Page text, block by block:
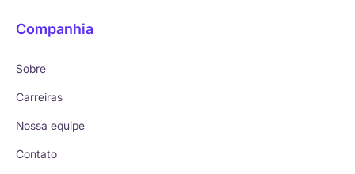
Companhia
Sobre
Carreiras
Nossa equipe
Contato